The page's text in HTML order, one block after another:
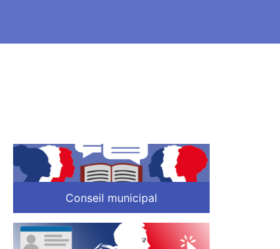
Conseil municipal